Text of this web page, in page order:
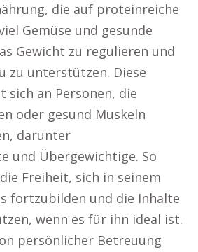
die auf proteinreiche
Gemüse und gesunde
Gewicht zu regulieren und
zu unterstützen. Diese
an Personen, die
oder gesund Muskeln
darunter
und Übergewichtige. So
Freiheit, sich in seinem
fortzubilden und die Inhalte
wenn es für ihn ideal ist.
persönlicher Betreuung